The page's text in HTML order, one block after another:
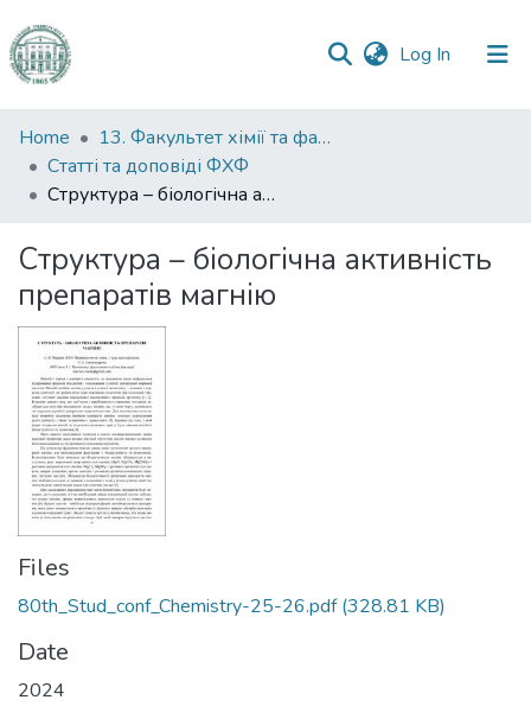
Log In (current)
Communities
&
Collections
Statistics
Home
13. Факультет хімії та фармації
Статті та доповіді ФХФ
Структура – біологічна активність препаратів магнію
Структура – біологічна активність
препаратів магнію
Files
80th_Stud_conf_Chemistry-25-26.pdf(328.81 KB)
Date
2024